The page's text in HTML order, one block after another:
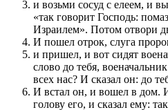
и возьми сосуд с елеем, и
«так говорит Господь:
Израилем». Потом отвори
И пошел отрок, слуга
и пришел, и вот сидят
слово до тебя,
всех нас? И сказал он: до
И встал он, и вошел в дом.
голову его, и сказал ему: